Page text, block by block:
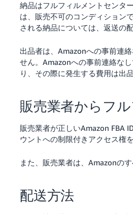
納品はフルフィルメントセンタ
は、販売不可のコンディション
される納品については、返送の
出品者は、Amazonへの事前連
せん。Amazonへの事前連絡な
り、その際に発生する費用は出
販売業者からフ
販売業者が正しいAmazon FBA
ウントへの制限付きアクセス権
また、販売業者は、Amazonの
配送方法